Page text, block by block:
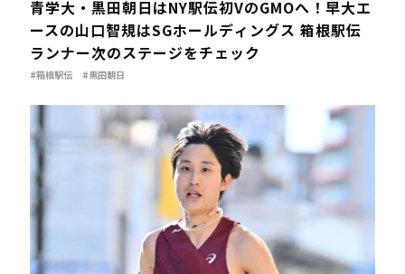
青学大・黒田朝日はNY駅伝初VのGMOへ！早大エ
ースの山口智規はSGホールディングス 箱根駅伝
ランナー次のステージをチェック
#箱根駅伝 #黒田朝日